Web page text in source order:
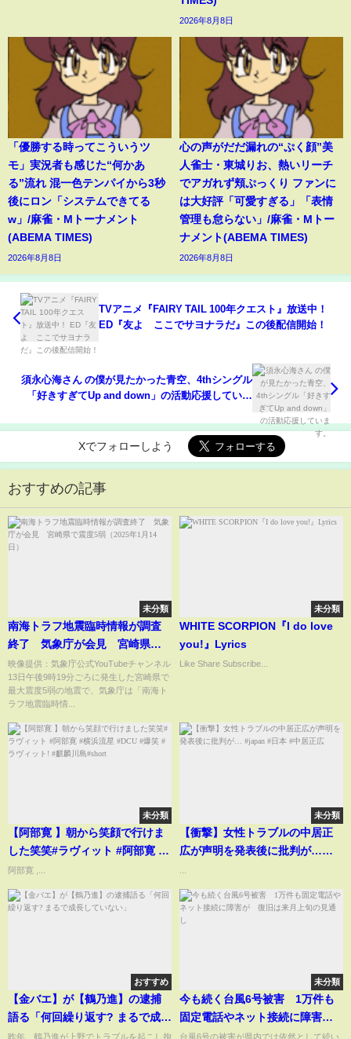
2026年8月8日
「優勝する時ってこういうツ
モ」実況者も感じた“何かあ
る”流れ 混一色テンパイから3秒
後にロン「システムできてる
w」/麻雀・Mトーナメント
(ABEMA TIMES)
2026年8月8日
心の声がだだ漏れの“ぷく顔”美
人雀士・東城りお、熱いリーチ
でアガれず頬ぷっくり ファンに
は大好評「可愛すぎる」「表情
管理も怠らない」/麻雀・Mトー
ナメント(ABEMA TIMES)
2026年8月8日
TVアニメ『FAIRY TAIL 100年クエスト』放送中！
ED『友よ ここでサヨナラだ』この後配信開始！
須永心海さん の僕が見たかった青空、4thシングル
「好きすぎてUp and down」の活動応援していま
Xでフォローしよう
おすすめの記事
未分類
南海トラフ地震臨時情報が調査
終了 気象庁が会見 宮崎県で
震度5弱（2025年1月14日）
映像提供：気象庁公式YouTubeチャンネル
13日午後9時19分ごろに発生した宮崎県で
最大震度5弱の地震で、気象庁は「南海ト
ラフ地震臨時情...
未分類
WHITE SCORPION『I do love
you!』Lyrics
Like Share Subscribe...
未分類
【阿部寛 】朝から笑顔で行けま
した笑笑#ラヴィット #阿部寛 #
横浜流星 #DCU #爆笑 #ラヴィッ
ト! #麒麟川島#short
阿部寛 ,...
未分類
【衝撃】女性トラブルの中居正
広が声明を発表後に批判が…
おすすめ
【金バエ】が【鶴乃進】の逮捕
語る「何回繰り返す? まるで成長
していない」
昨年、鶴乃進が上野でトラブルを起こし拘
未分類
今も続く台風6号被害 1万件も
固定電話やネット接続に障害
が 復旧は来月上旬の見通し
台風6号の被害が県内では依然として続い